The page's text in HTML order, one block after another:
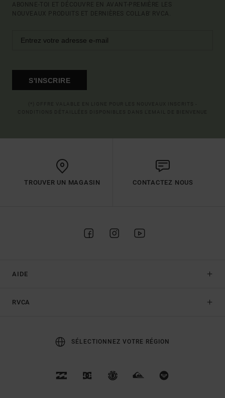
ABONNE-TOI ET DÉCOUVRE EN AVANT-PREMIÈRE LES
NOUVEAUX PRODUITS ET DERNIÈRES COLLAB' RVCA.
S'INSCRIRE
TROUVER UN MAGASIN CONTACTEZ NOUS
AIDE
RVCA
SÉLECTIONNEZ VOTRE RÉGION